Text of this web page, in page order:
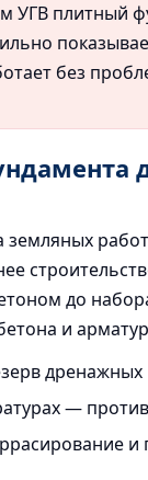
УГВ плитный
без
земляных
до
и
дренажных
—